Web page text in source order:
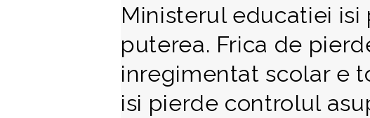
Ministerul educatiei
puterea. Frica de
inregimentat scolar e
isi pierde controlul